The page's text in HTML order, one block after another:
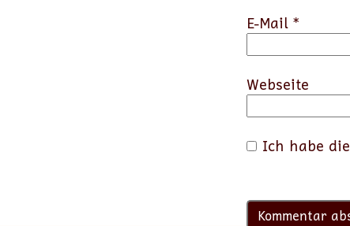
E-Mail *
Webseite
Ich habe die